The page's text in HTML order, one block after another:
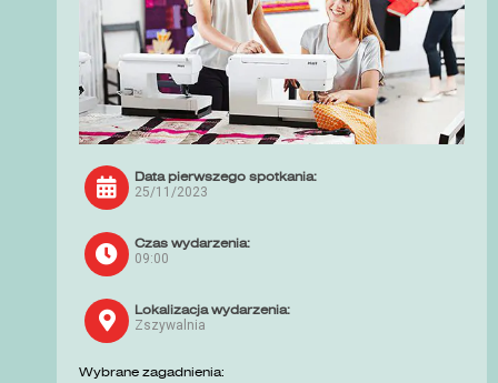
Data pierwszego spotkania:
25/11/2023
Czas wydarzenia:
09:00
Lokalizacja wydarzenia:
Zszywalnia
Wybrane zagadnienia: